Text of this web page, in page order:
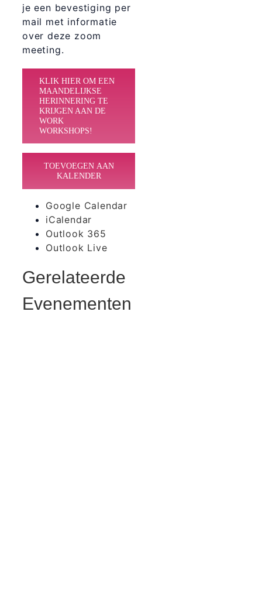
je een bevestiging per
mail met informatie
over deze zoom
meeting.
KLIK HIER OM EEN
MAANDELIJKSE
HERINNERING TE
KRIJGEN AAN DE
WORK
WORKSHOPS!
TOEVOEGEN AAN
KALENDER
Google Calendar
iCalendar
Outlook 365
Outlook Live
Gerelateerde
Evenementen